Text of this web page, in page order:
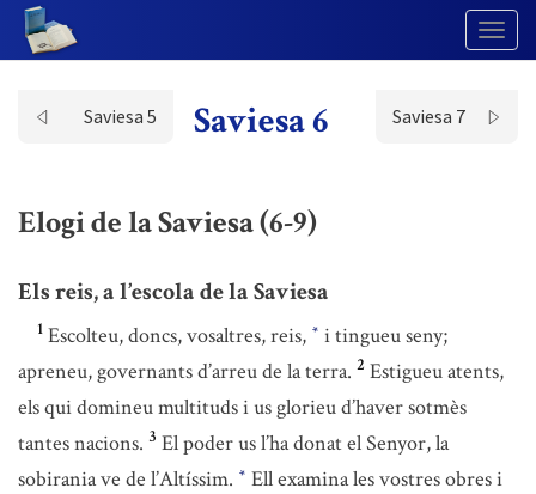
Saviesa 5 Saviesa 6 Saviesa 7
Elogi de la Saviesa (6-9)
Els reis, a l’escola de la Saviesa
1 Escolteu, doncs, vosaltres, reis, * i tingueu seny;
apreneu, governants d’arreu de la terra. 2 Estigueu atents,
els qui domineu multituds i us glorieu d’haver sotmès
tantes nacions. 3 El poder us l’ha donat el Senyor, la
sobirania ve de l’Altíssim. * Ell examina les vostres obres i